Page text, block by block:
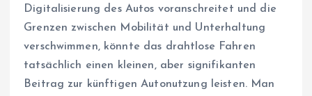
Digitalisierung des Autos voranschreitet und die
Grenzen zwischen Mobilität und Unterhaltung
verschwimmen, könnte das drahtlose Fahren
tatsächlich einen kleinen, aber signifikanten
Beitrag zur künftigen Autonutzung leisten. Man